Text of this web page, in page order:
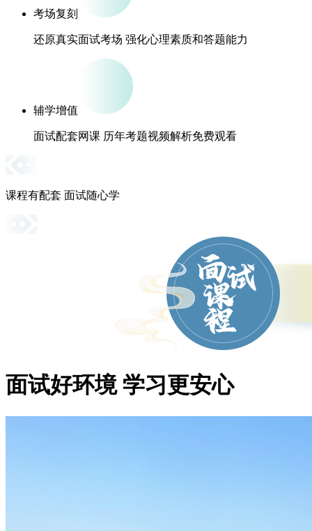
考场复刻
还原真实面试考场 强化心理素质和答题能力
辅学增值
面试配套网课 历年考题视频解析免费观看
课程有配套 面试随心学
面试好环境 学习更安心